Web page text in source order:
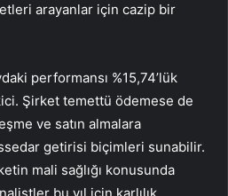
arayanlar için cazip bir
performansı %15,74’lük
Şirket temettü ödemese de
ve satın almalara
getirisi biçimleri sunabilir.
mali sağlığı konusunda